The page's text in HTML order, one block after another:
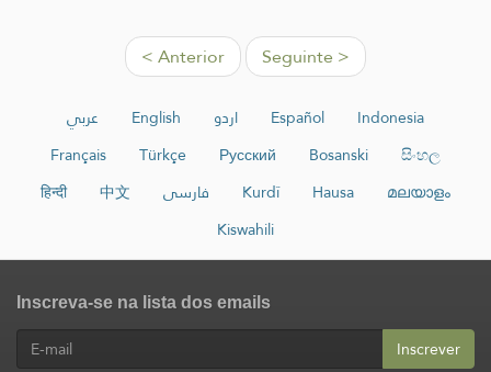
< Anterior Seguinte >
عربي English اردو Español
Indonesia
Français
Türkçe Русский Bosanski
සිංහල
हिन्दी
中文 فارسی Kurdî Hausa
മലയാളം
Kiswahili
Inscreva-se na lista dos emails
Inscrever